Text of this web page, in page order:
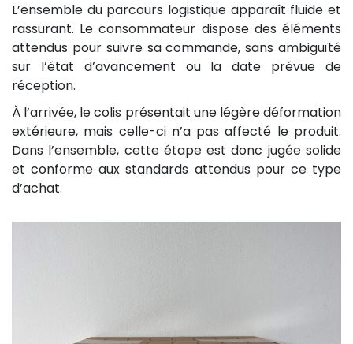
L’ensemble du parcours logistique apparaît fluide et
rassurant. Le consommateur dispose des éléments
attendus pour suivre sa commande, sans ambiguïté
sur l’état d’avancement ou la date prévue de
réception.
À l’arrivée, le colis présentait une légère déformation
extérieure, mais celle-ci n’a pas affecté le produit.
Dans l’ensemble, cette étape est donc jugée solide
et conforme aux standards attendus pour ce type
d’achat.